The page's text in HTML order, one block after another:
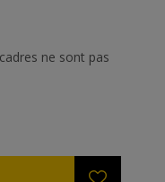
ne sont pas